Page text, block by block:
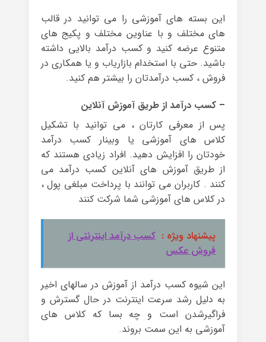
این بسته های آموزشی را می توانید در قالب
های مختلف و با عناوین مختلف و پکیج های
متنوع عرضه کنید و کسب درآمد بالایی داشته
باشید. حتی با استخدام بازاریاب و یا همکاری در
فروش ، کسب درآمدتان را بیشتر هم کنید.
– کسب درآمد از طریق آموزش آنلاین
پس از معرفی کارتان ، می توانید با تشکیل
کلاس های آموزشی یا وبینار کسب درآمد
خودتان را افزایش دهید. افراد زیادی هستند که
از طریق آموزش های آنلاین کسب درآمد می
کنند . کاربران می توانند با پرداخت مبلغی پول ،
در کلاس های آموزشی شما شرکت کنند
پیشنهاد ویژه : کسب درآمد اینترنتی از
فروش عکس
این شیوه کسب درآمد از آموزش در سالهای اخیر
به دلیل رشد سرعت اینترنت در حال گسترش و
فراگیرشدن است و چه بسا که کلاس های
آموزشی به این سمت بروند.